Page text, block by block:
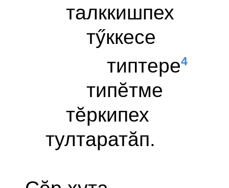
талккишпех
тӳккесе
типтере4
типĕтме
тĕркипех
тултаратăп.